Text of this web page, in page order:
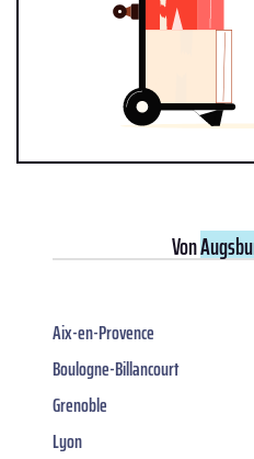
Von
Aix-en-Provence
Boulogne-Billancourt
Grenoble
Lyon